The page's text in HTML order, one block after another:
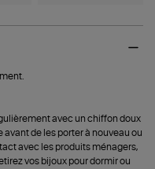
avec un chiffon doux
avant de les porter à nouveau ou
avec les produits ménagers,
vos bijoux pour dormir ou